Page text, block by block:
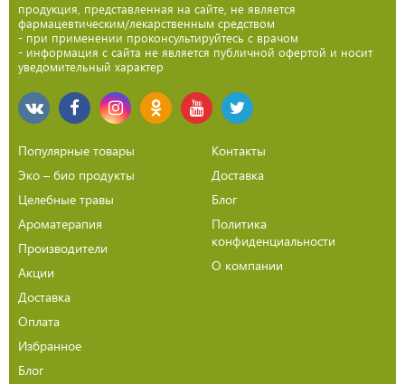
продукция, представленная на сайте, не является
фармацевтическим/лекарственным средством
- при применении проконсультируйтесь с врачом
- информация с сайта не является публичной офертой и носит
уведомительный характер
Популярные товары
Эко – био продукты
Целебные травы
Ароматерапия
Производители
Акции
Доставка
Оплата
Избранное
Блог
Контакты
Доставка
Блог
Политика
конфиденциальности
О компании